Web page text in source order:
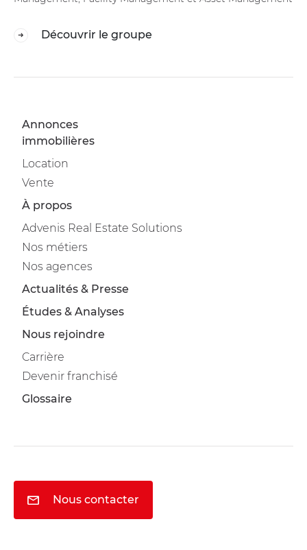
Découvrir le groupe
Annonces
immobilières
Location
Vente
À propos
Advenis Real Estate Solutions
Nos métiers
Nos agences
Actualités & Presse
Études & Analyses
Nous rejoindre
Carrière
Devenir franchisé
Glossaire
Nous contacter